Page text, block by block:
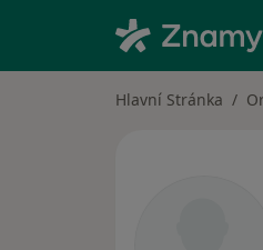
Hlavní Stránka